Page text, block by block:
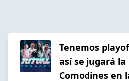
Tenemos
así se jugará la
Comodines en